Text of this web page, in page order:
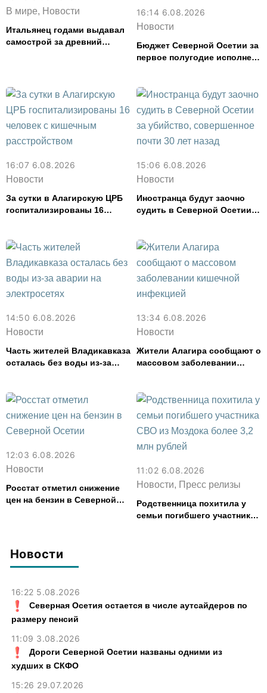
Новости
16:22 5.08.2026
Северная Осетия остается в числе аутсайдеров по
размеру пенсий
11:09 3.08.2026
Дороги Северной Осетии названы одними из
худших в СКФО
15:26 29.07.2026
В мире, Новости
Итальянец годами выдавал
самострой за древний
16:14 6.08.2026
Новости
Бюджет Северной Осетии за
первое полугодие исполнен
16:07 6.08.2026
Новости
За сутки в Алагирскую ЦРБ
госпитализированы 16
15:06 6.08.2026
Новости
Иностранца будут заочно
судить в Северной Осетии
14:50 6.08.2026
Новости
Часть жителей Владикавказа
осталась без воды из-за
13:34 6.08.2026
Новости
Жители Алагира сообщают о
массовом заболевании
12:03 6.08.2026
Новости
Росстат отметил снижение
цен на бензин в Северной
11:02 6.08.2026
Новости, Пресс релизы
Родственница похитила у
семьи погибшего участника